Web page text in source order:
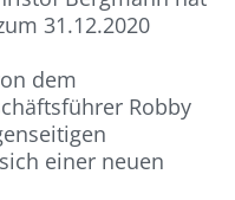
31.12.2020
dem
Robby
einer neuen